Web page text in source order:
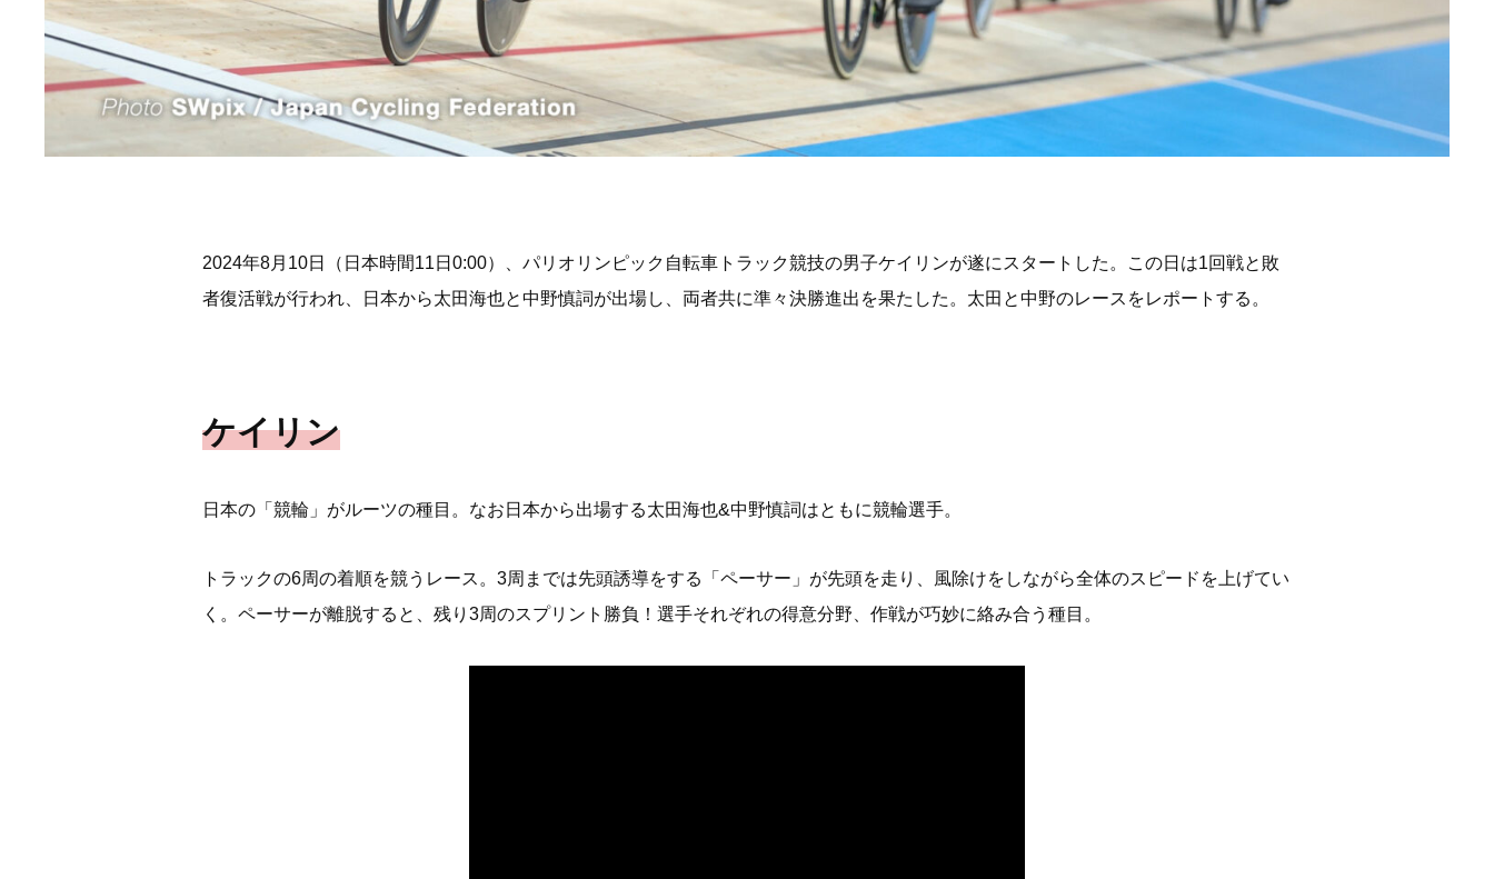
2024年8月10日（日本時間11日0:00）、パリオリンピック自転車トラック競技の男子ケイリンが遂にスタートした。この日は1回戦と敗
者復活戦が行われ、日本から太田海也と中野慎詞が出場し、両者共に準々決勝進出を果たした。太田と中野のレースをレポートする。
ケイリン
日本の「競輪」がルーツの種目。なお日本から出場する太田海也&中野慎詞はともに競輪選手。
トラックの6周の着順を競うレース。3周までは先頭誘導をする「ペーサー」が先頭を走り、風除けをしながら全体のスピードを上げてい
く。ペーサーが離脱すると、残り3周のスプリント勝負！選手それぞれの得意分野、作戦が巧妙に絡み合う種目。